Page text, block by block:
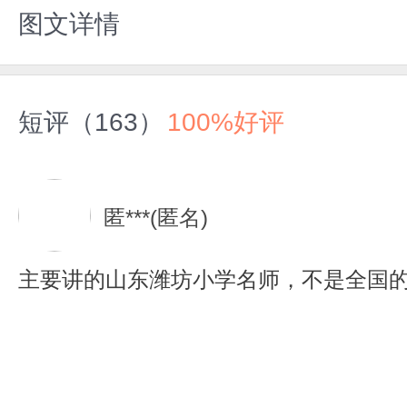
图文详情
短评（163） 100%好评
匿***(匿名)
主要讲的山东潍坊小学名师，不是全国